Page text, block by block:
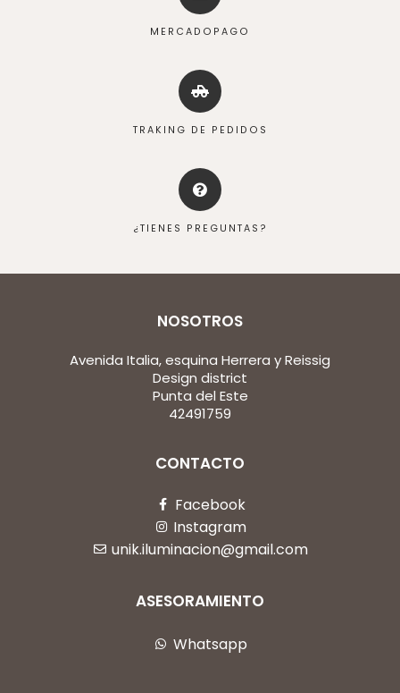
MERCADOPAGO
TRAKING DE PEDIDOS
¿TIENES PREGUNTAS?
NOSOTROS
Avenida Italia, esquina Herrera y Reissig
Design district
Punta del Este
42491759
CONTACTO
Facebook
Instagram
unik.iluminacion@gmail.com
ASESORAMIENTO
Whatsapp